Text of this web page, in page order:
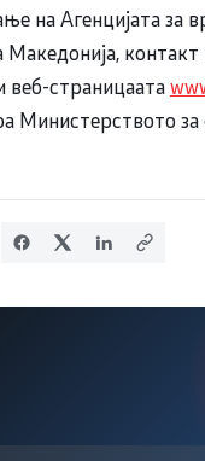
на Агенцијата за
Македонија,
веб-страницаата
Министерството за